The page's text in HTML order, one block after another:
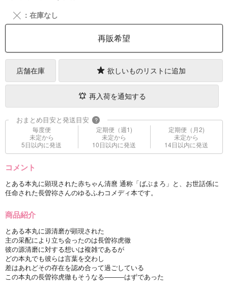
╳ ：在庫なし
再販希望
店舗在庫 欲しいものリストに追加
再入荷を通知する
おまとめ目安と発送目安 ?
毎度便
未定から
5日以内に発送
定期便（週1)
未定から
10日以内に発送
定期便（月2)
未定から
14日以内に発送
コメント
とある本丸に顕現された赤ちゃん清麿 通称「ばぶまろ」と、お世話係に
任命された長曽祢さんのゆるふわコメディ本です。
商品紹介
とある本丸に源清磨が顕現された
主の采配により立ち会ったのは長曽祢虎徹
彼の源清磨に対する想いは複雑であるが
どの本丸でも彼らは言葉を交わし
差はあれどその存在を認め合って過ごしている
この本丸の長曽祢虎徹もそうなる―――はずであった